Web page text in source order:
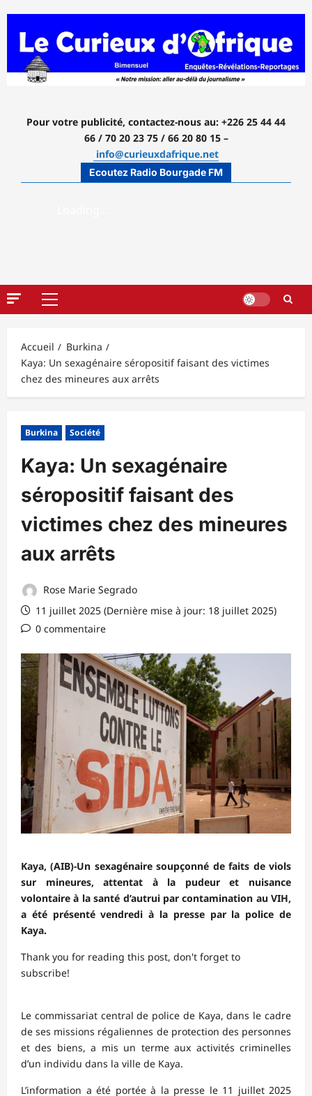
contenu
Pour votre publicité, contactez-nous au: +226 25 44 44
66 / 70 20 23 75 / 66 20 80 15 –
info@curieuxdafrique.net
Ecoutez Radio Bourgade FM
Menu
Accueil
Burkina
Kaya: Un sexagénaire séropositif faisant des victimes
chez des mineures aux arrêts
Burkina Société
Kaya: Un sexagénaire
séropositif faisant des
victimes chez des mineures
aux arrêts
Rose Marie Segrado
11 juillet 2025 (Dernière mise à jour: 18 juillet 2025)
0 commentaire
Kaya, (AIB)-Un sexagénaire soupçonné de faits de viols
sur mineures, attentat à la pudeur et nuisance
volontaire à la santé d’autrui par contamination au VIH,
a été présenté vendredi à la presse par la police de
Kaya.
Thank you for reading this post, don't forget to
subscribe!
Le commissariat central de police de Kaya, dans le cadre
de ses missions régaliennes de protection des personnes
et des biens, a mis un terme aux activités criminelles
d’un individu dans la ville de Kaya.
L’information a été portée à la presse le 11 juillet 2025